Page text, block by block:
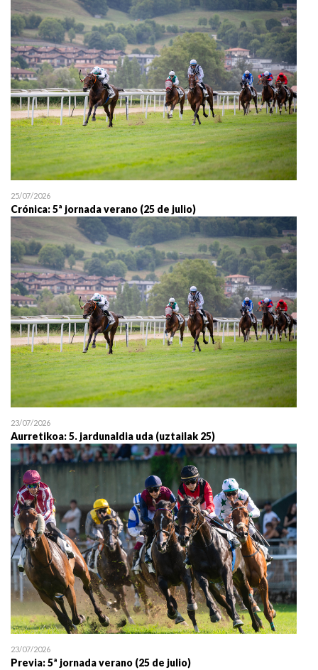
25/07/2026
Crónica: 5ª jornada verano (25 de julio)
23/07/2026
Aurretikoa: 5. jardunaldia uda (uztailak 25)
23/07/2026
Previa: 5ª jornada verano (25 de julio)